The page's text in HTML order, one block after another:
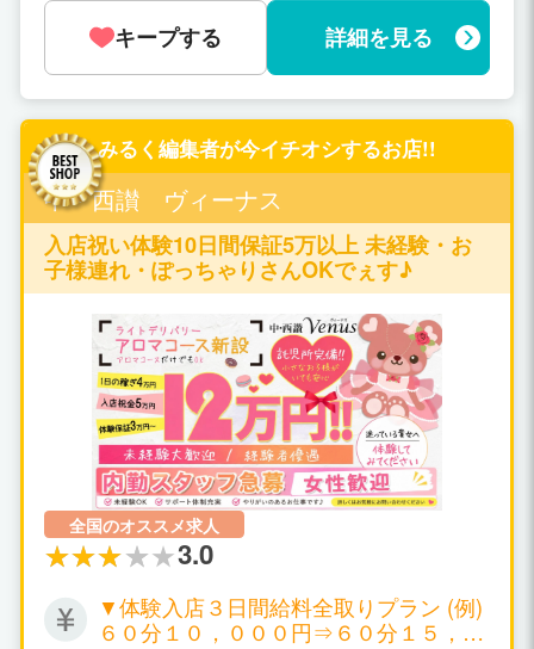
て相談にも乗っちゃいます！ 当店のお客様はｵ
ﾘｼﾞﾅﾙHPの女の子写真を見てから指名される
事が多いです。だからｻｲﾄに掲載される写真は
まま当ｻｲﾄへ掲載しますが、顔出しNGの方
は、写真にﾓｻﾞｲｸ・ぼかし等を入れて修正して
からｵﾘｼﾞﾅﾙHPへ掲載しておりますので、ご本
人様と特定されることはありません！ご安心
下さい！ なお、写真の修正は女の子と相談の
上、当店のWEBｽﾀｯﾌが行っています。ﾈｯﾄで
の顔出しや、無断で広告に顔写真を載せるよ
うなことは一切ございません。ネットに載せ
る写真は顔バレする心配もなく、品のよい写
真を掲載しております。もちろん顔出しは出
来た方がいいですが、顔出しNGだからといっ
て稼げないということは、当店では絶対あり
ません！！女の子とお客様の希望に沿って、
魅力的になるように行っておりますので、逆
に稼いでいる！なんて女の子も多いんですよ♪
キープする
詳細を見る
みるく編集者が今イチオシするお店!!
中・西讃 ヴィーナス
入店祝い体験10日間保証5万以上 未経験・お
子様連れ・ぽっちゃりさんOKでぇす♪
全国のオススメ求人
3.0
▼体験入店３日間給料全取りプラン (例)
６０分１０，０００円⇒６０分１５，０